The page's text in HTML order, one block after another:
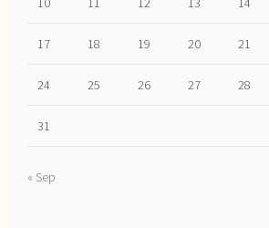
17 18 19 20 21
24 25 26 27 28
31
« Sep